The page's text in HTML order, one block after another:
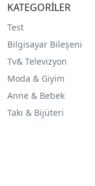
KATEGORİLER
Test
Bilgisayar Bileşeni
Tv& Televizyon
Moda & Giyim
Anne & Bebek
Takı & Bijüteri